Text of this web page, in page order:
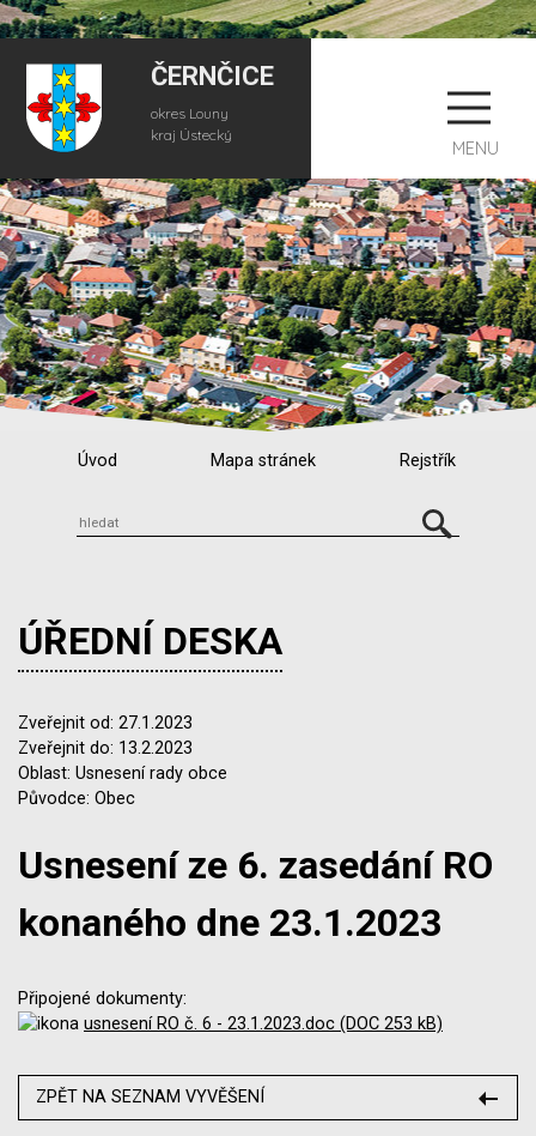
ČERNČICE
okres Louny
kraj Ústecký
MENU
Úvod Mapa stránek Rejstřík
ÚŘEDNÍ DESKA
Zveřejnit od: 27.1.2023
Zveřejnit do: 13.2.2023
Oblast: Usnesení rady obce
Původce: Obec
Usnesení ze 6. zasedání RO
konaného dne 23.1.2023
Připojené dokumenty:
usnesení RO č. 6 - 23.1.2023.doc (DOC 253 kB)
ZPĚT NA SEZNAM VYVĚŠENÍ